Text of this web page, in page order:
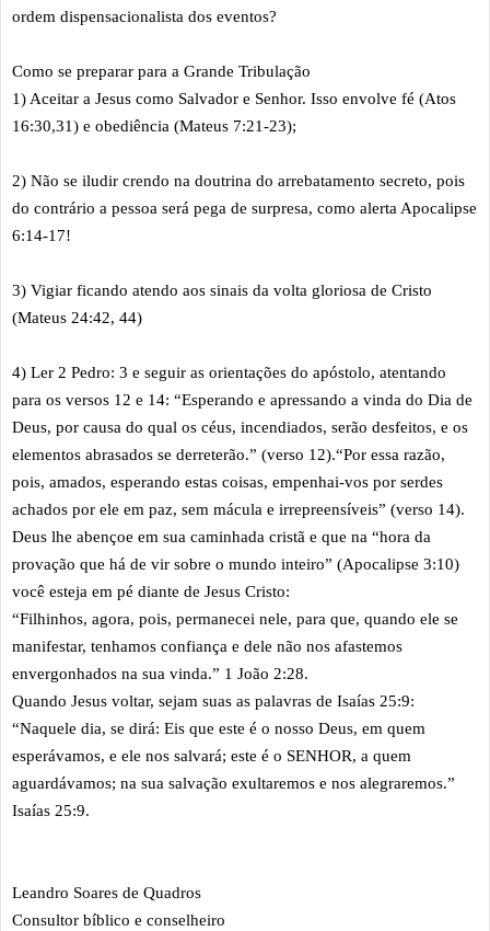
ordem dispensacionalista dos eventos?
Como se preparar para a Grande Tribulação
1) Aceitar a Jesus como Salvador e Senhor. Isso envolve fé (Atos
16:30,31) e obediência (Mateus 7:21-23);
2) Não se iludir crendo na doutrina do arrebatamento secreto, pois
do contrário a pessoa será pega de surpresa, como alerta Apocalipse
6:14-17!
3) Vigiar ficando atendo aos sinais da volta gloriosa de Cristo
(Mateus 24:42, 44)
4) Ler 2 Pedro: 3 e seguir as orientações do apóstolo, atentando
para os versos 12 e 14: “Esperando e apressando a vinda do Dia de
Deus, por causa do qual os céus, incendiados, serão desfeitos, e os
elementos abrasados se derreterão.” (verso 12).“Por essa razão,
pois, amados, esperando estas coisas, empenhai-vos por serdes
achados por ele em paz, sem mácula e irrepreensíveis” (verso 14).
Deus lhe abençoe em sua caminhada cristã e que na “hora da
provação que há de vir sobre o mundo inteiro” (Apocalipse 3:10)
você esteja em pé diante de Jesus Cristo:
“Filhinhos, agora, pois, permanecei nele, para que, quando ele se
manifestar, tenhamos confiança e dele não nos afastemos
envergonhados na sua vinda.” 1 João 2:28.
Quando Jesus voltar, sejam suas as palavras de Isaías 25:9:
“Naquele dia, se dirá: Eis que este é o nosso Deus, em quem
esperávamos, e ele nos salvará; este é o SENHOR, a quem
aguardávamos; na sua salvação exultaremos e nos alegraremos.”
Isaías 25:9.
Leandro Soares de Quadros
Consultor bíblico e conselheiro